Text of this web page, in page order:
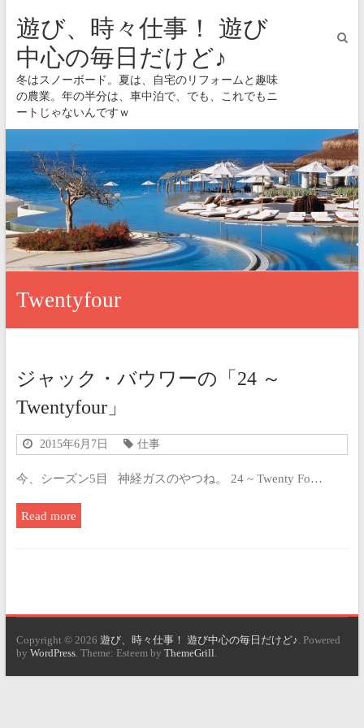
遊び、時々仕事！ 遊び
中心の毎日だけど♪
冬はスノーボード。夏は、自宅のリフォームと趣味
の農業。年の半分は、車中泊で、でも、これでもニ
ートじゃないんですｗ
Twentyfour
ジャック・バウワーの「24 ～
Twentyfour」
2015年6月7日 仕事
今、シーズン5目 神経ガスのやつね。 24 ~ Twenty Fo…
Read more
Copyright © 2026 遊び、時々仕事！ 遊び中心の毎日だけど♪ . Powered
by WordPress. Theme: Esteem by ThemeGrill